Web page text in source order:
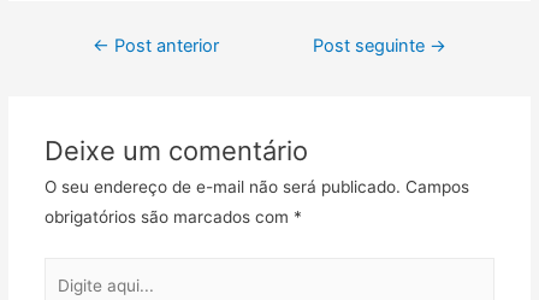
← Post anterior Post seguinte →
Deixe um comentário
O seu endereço de e-mail não será publicado. Campos
obrigatórios são marcados com *